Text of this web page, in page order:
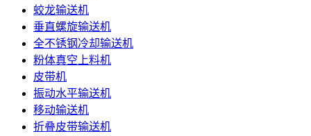
蛟龙输送机
垂直螺旋输送机
全不锈钢冷却输送机
粉体真空上料机
皮带机
振动水平输送机
移动输送机
折叠皮带输送机